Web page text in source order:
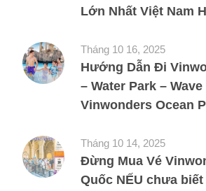
Lớn Nhất Việt Nam
Tháng 10 16, 2025
Hướng Dẫn Đi
– Water Park –
Vinwonders Ocean
Tháng 10 14, 2025
Đừng Mua Vé
Quốc NẾU chưa